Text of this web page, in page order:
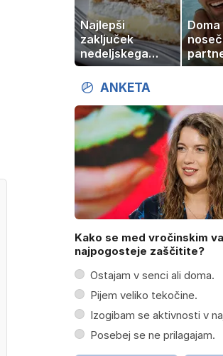
Najlepši
zaključek
nedeljskega
kosila: 8 sladic
brez peke, ki se
jih vsi veselijo
ANKETA
Kako se med vročinskim
najpogosteje zaščitite?
Ostajam v senci ali doma.
Pijem veliko tekočine.
Izogibam se aktivnosti v
Posebej se ne prilagajam.